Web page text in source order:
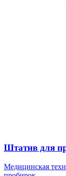
Штатив для
Медицинская